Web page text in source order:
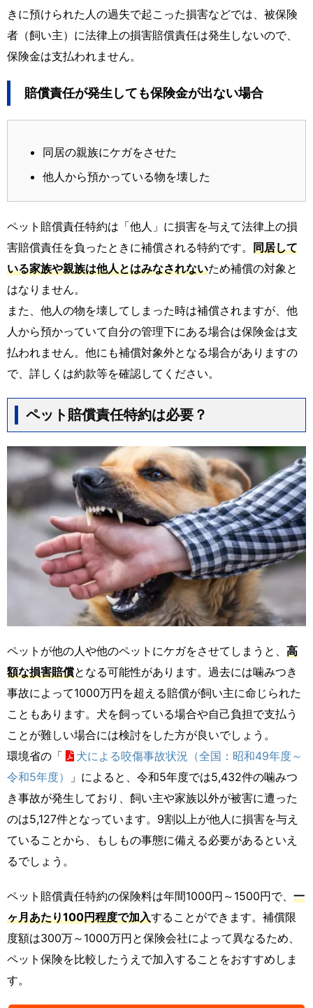
きに預けられた人の過失で起こった損害などでは、被保険
者（飼い主）に法律上の損害賠償責任は発生しないので、
保険金は支払われません。
賠償責任が発生しても保険金が出ない場合
同居の親族にケガをさせた
他人から預かっている物を壊した
ペット賠償責任特約は「他人」に損害を与えて法律上の損
害賠償責任を負ったときに補償される特約です。 同居して
いる家族や親族は他人とはみなされないため補償の対象と
はなりません。
また、他人の物を壊してしまった時は補償されますが、他
人から預かっていて自分の管理下にある場合は保険金は支
払われません。他にも補償対象外となる場合がありますの
で、詳しくは約款等を確認してください。
ペット賠償責任特約は必要？
ペットが他の人や他のペットにケガをさせてしまうと、 高
額な損害賠償となる可能性があります。過去には噛みつき
事故によって1000万円を超える賠償が飼い主に命じられた
こともあります。犬を飼っている場合や自己負担で支払う
ことが難しい場合には検討をした方が良いでしょう。
環境省の「
犬による咬傷事故状況（全国：昭和49年度～
令和5年度）
」によると、令和5年度では5,432件の噛みつ
き事故が発生しており、飼い主や家族以外が被害に遭った
のは5,127件となっています。9割以上が他人に損害を与え
ていることから、もしもの事態に備える必要があるといえ
るでしょう。
ペット賠償責任特約の保険料は年間1000円～1500円で、 一
ヶ月あたり100円程度で加入することができます。補償限
度額は300万～1000万円と保険会社によって異なるため、
ペット保険を比較したうえで加入することをおすすめしま
す。